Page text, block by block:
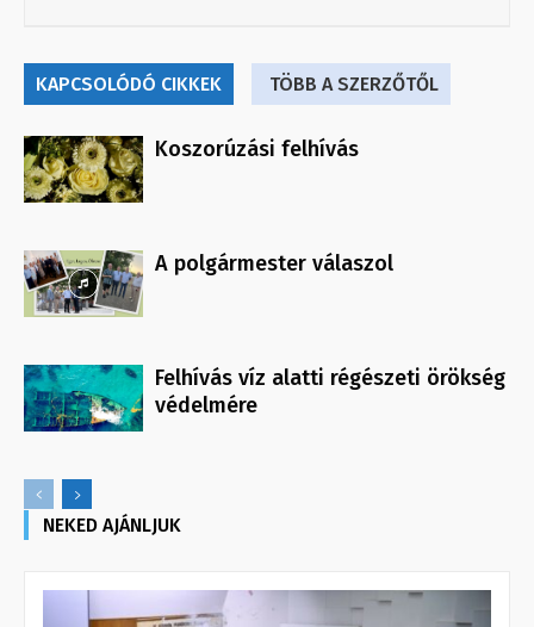
KAPCSOLÓDÓ CIKKEK TÖBB A SZERZŐTŐL
Koszorúzási felhívás
A polgármester válaszol
Felhívás víz alatti régészeti örökség
védelmére
NEKED AJÁNLJUK